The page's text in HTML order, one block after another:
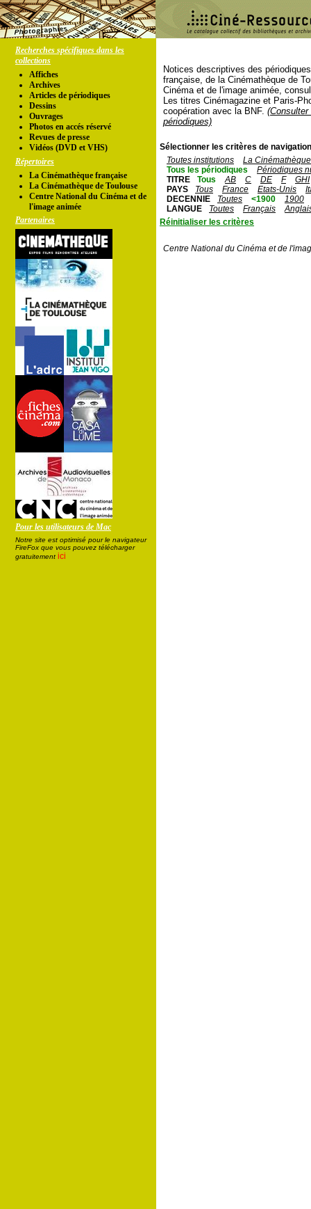
Recherches spécifiques dans les
collections
Affiches
Archives
Articles de périodiques
Dessins
Ouvrages
Photos en accés réservé
Revues de presse
Vidéos (DVD et VHS)
Répertoires
La Cinémathèque française
La Cinémathèque de Toulouse
Centre National du Cinéma et de
l'image animée
Partenaires
Pour les utilisateurs de Mac
Notre site est optimisé pour le navigateur
FireFox que vous pouvez télécharger
gratuitement ici
Notices descriptives des
française, de la Cinémathèque de
Cinéma et de l'image animée,
Les titres Cinémagazine et Paris-
coopération avec la BNF.
périodiques)
Sélectionner les critères de
Toutes institutions
La
Tous les périodiques
Périodiques
TITRE
Tous AB C DE F
GHI
PAYS
Tous France Etats-Unis
DECENNIE
Toutes <1900
1900
LANGUE
Toutes Français
Réinitialiser les critères
Centre National du Cinéma et de